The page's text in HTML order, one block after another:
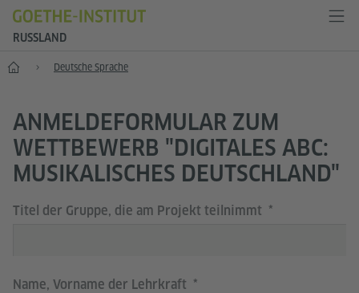
RUSSLAND
Start Deutsche Sprache
ANMELDEFORMULAR ZUM
WETTBEWERB "DIGITALES ABC:
MUSIKALISCHES DEUTSCHLAND"
Titel der Gruppe, die am Projekt teilnimmt
Name, Vorname der Lehrkraft